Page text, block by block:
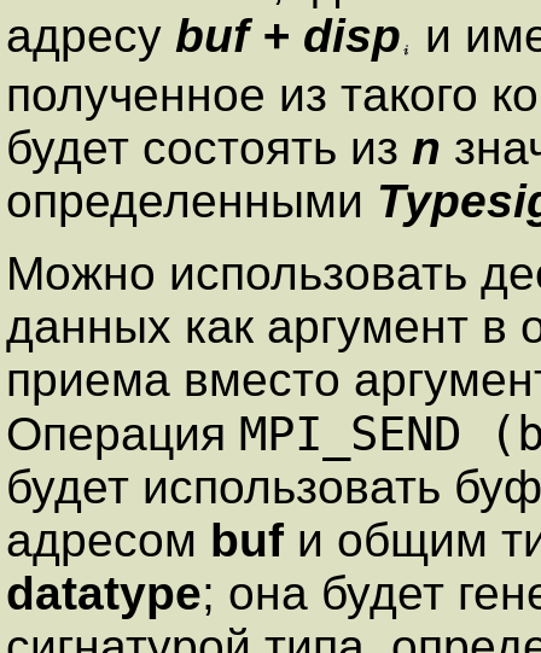
адресу buf + disp и
полученное из такого
будет состоять из n
определенными
Можно использовать
данных как аргумент в
приема вместо
Операция
будет использовать
адресом buf и общим
datatype; она будет